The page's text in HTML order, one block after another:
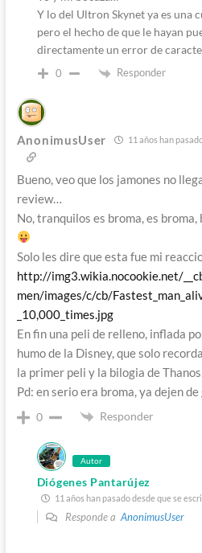
Y lo del Ultron Skynet ya es una
pero el hecho de que le hayan
directamente un error de
0 Responder
AnonimusUser 11 años han
Bueno, veo que los jamones no
review…
No, tranquilos es broma, es
Solo les dire que esta fue mi
http://img3.wikia.nocookie.net/
men/images/c/cb/
_10,000_times.jpg
En fin una peli de relleno, inflada
humo de la Disney, que solo
la primer peli y la bilogia de
Pd: en serio era broma, ya dejen
0 Responder
Autor
Diógenes Pantarújez
11 años han pasado desde que se
Responde a AnonimusUser